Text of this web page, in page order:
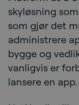
skyløsning
som gjør det
administrere
bygge og
vanligvis er
lansere en app.